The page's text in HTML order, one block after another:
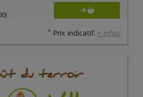
* Prix indicatif. + infos